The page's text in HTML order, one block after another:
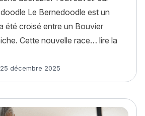
Le Bernedoodle est un
été croisé entre un Bouvier
Cette nouvelle race… lire la
25 décembre 2025